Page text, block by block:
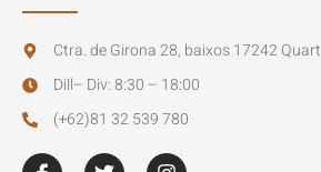
Ctra. de Girona 28, baixos 17242 Quart
Dill– Div: 8:30 – 18:00
(+62)81 32 539 780